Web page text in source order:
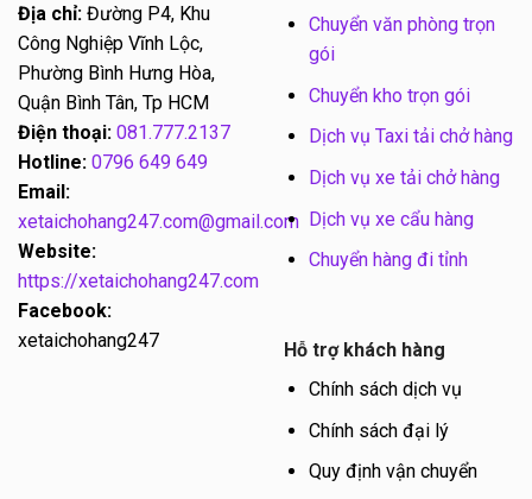
Địa chỉ: Đường P4, Khu
Công Nghiệp Vĩnh Lộc,
Phường Bình Hưng Hòa,
Quận Bình Tân, Tp HCM
Điện thoại: 081.777.2137
Hotline: 0796 649 649
Email:
xetaichohang247.com@gmail.com
Website:
https://xetaichohang247.com
Facebook:
xetaichohang247
Chuyển văn phòng trọn
gói
Chuyển kho trọn gói
Dịch vụ Taxi tải chở hàng
Dịch vụ xe tải chở hàng
Dịch vụ xe cẩu hàng
Chuyển hàng đi tỉnh
Hỗ trợ khách hàng
Chính sách dịch vụ
Chính sách đại lý
Quy định vận chuyển